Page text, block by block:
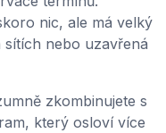
nic, ale má velký
sítích nebo uzavřená
zkombinujete s
který osloví více